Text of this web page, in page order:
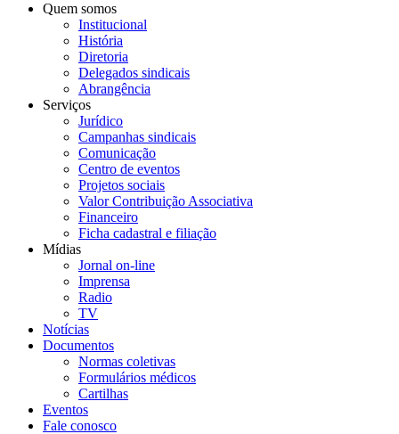
Quem somos
Institucional
História
Diretoria
Delegados sindicais
Abrangência
Serviços
Jurídico
Campanhas sindicais
Comunicação
Centro de eventos
Projetos sociais
Valor Contribuição Associativa
Financeiro
Ficha cadastral e filiação
Mídias
Jornal on-line
Imprensa
Radio
TV
Notícias
Documentos
Normas coletivas
Formulários médicos
Cartilhas
Eventos
Fale conosco